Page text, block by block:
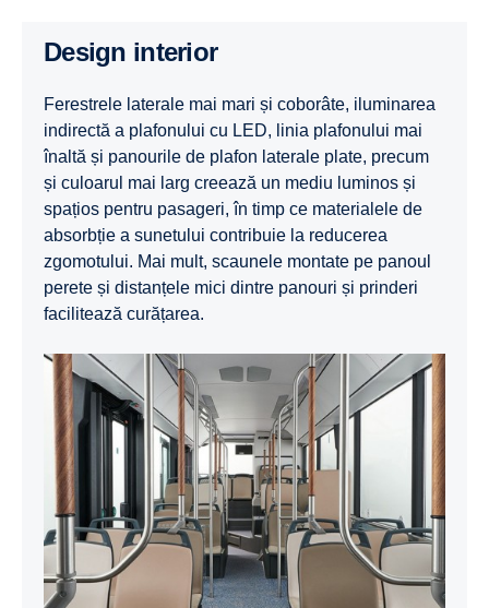
Design interior
Ferestrele laterale mai mari și coborâte, iluminarea
indirectă a plafonului cu LED, linia plafonului mai
înaltă și panourile de plafon laterale plate, precum
și culoarul mai larg creează un mediu luminos și
spațios pentru pasageri, în timp ce materialele de
absorbție a sunetului contribuie la reducerea
zgomotului. Mai mult, scaunele montate pe panoul
perete și distanțele mici dintre panouri și prinderi
facilitează curățarea.